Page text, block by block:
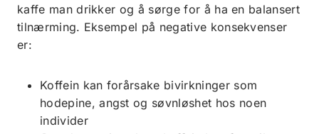
kaffe man drikker og å sørge for å ha en balansert
tilnærming. Eksempel på negative konsekvenser
er:
Koffein kan forårsake bivirkninger som
hodepine, angst og søvnløshet hos noen
individer